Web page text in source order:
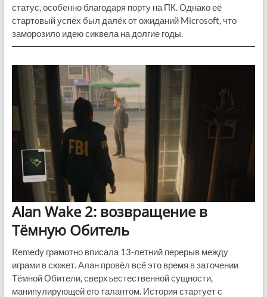
статус, особенно благодаря порту на ПК. Однако её
стартовый успех был далёк от ожиданий Microsoft, что
заморозило идею сиквела на долгие годы.
Alan Wake 2: возвращение в
Тёмную Обитель
Remedy грамотно вписала 13-летний перерыв между
играми в сюжет. Алан провёл всё это время в заточении
Тёмной Обители, сверхъестественной сущности,
манипулирующей его талантом. История стартует с